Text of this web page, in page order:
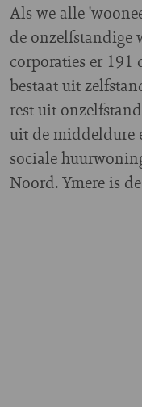
Als we alle
de onzelfstandige
corporaties er
bestaat uit
rest uit
uit de middeldure
sociale
Noord. Ymere is